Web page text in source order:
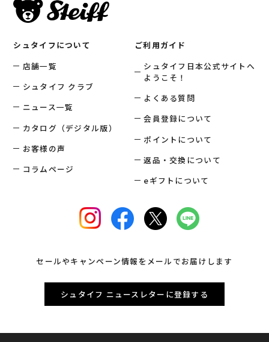
シュタイフについて
店舗一覧
シュタイフ クラブ
ニュース一覧
カタログ（デジタル版）
お客様の声
コラムページ
ご利用ガイド
シュタイフ日本公式サイトへ
ようこそ！
よくある質問
会員登録について
ポイントについて
返品・交換について
eギフトについて
セールやキャンペーン情報をメールでお届けします
シュタイフ ニュースレターに登録する